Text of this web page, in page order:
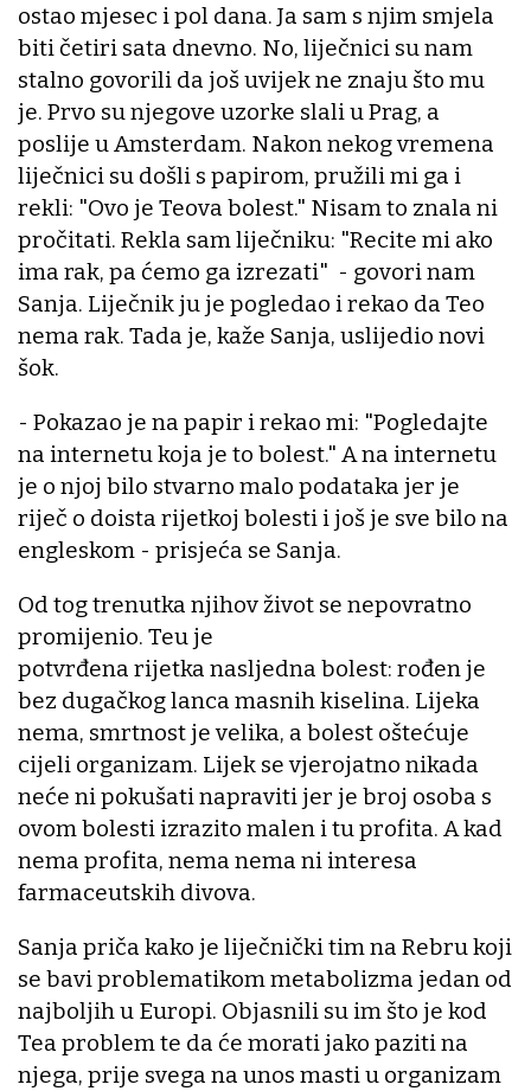
ostao mjesec i pol dana. Ja sam s njim smjela
biti četiri sata dnevno. No, liječnici su nam
stalno govorili da još uvijek ne znaju što mu
je. Prvo su njegove uzorke slali u Prag, a
poslije u Amsterdam. Nakon nekog vremena
liječnici su došli s papirom, pružili mi ga i
rekli: "Ovo je Teova bolest." Nisam to znala ni
pročitati. Rekla sam liječniku: "Recite mi ako
ima rak, pa ćemo ga izrezati" - govori nam
Sanja. Liječnik ju je pogledao i rekao da Teo
nema rak. Tada je, kaže Sanja, uslijedio novi
šok.
- Pokazao je na papir i rekao mi: "Pogledajte
na internetu koja je to bolest." A na internetu
je o njoj bilo stvarno malo podataka jer je
riječ o doista rijetkoj bolesti i još je sve bilo na
engleskom - prisjeća se Sanja.
Od tog trenutka njihov život se nepovratno
promijenio. Teu je
potvrđena rijetka nasljedna bolest: rođen je
bez dugačkog lanca masnih kiselina. Lijeka
nema, smrtnost je velika, a bolest oštećuje
cijeli organizam. Lijek se vjerojatno nikada
neće ni pokušati napraviti jer je broj osoba s
ovom bolesti izrazito malen i tu profita. A kad
nema profita, nema nema ni interesa
farmaceutskih divova.
Sanja priča kako je liječnički tim na Rebru koji
se bavi problematikom metabolizma jedan od
najboljih u Europi. Objasnili su im što je kod
Tea problem te da će morati jako paziti na
njega, prije svega na unos masti u organizam